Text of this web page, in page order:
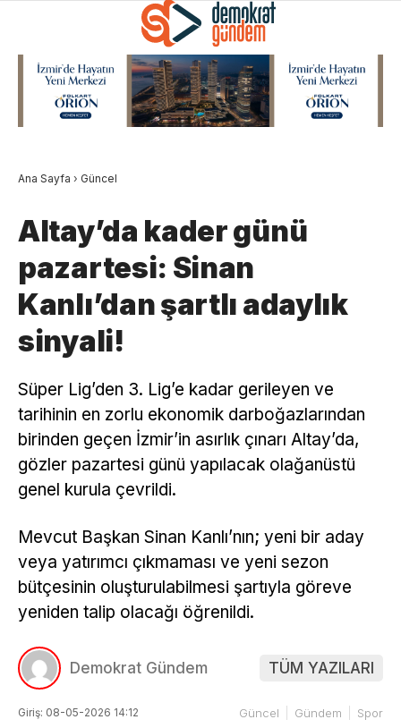
Ana Sayfa › Güncel
Altay’da kader günü
pazartesi: Sinan
Kanlı’dan şartlı adaylık
sinyali!
Süper Lig’den 3. Lig’e kadar gerileyen ve
tarihinin en zorlu ekonomik darboğazlarından
birinden geçen İzmir’in asırlık çınarı Altay’da,
gözler pazartesi günü yapılacak olağanüstü
genel kurula çevrildi.
Mevcut Başkan Sinan Kanlı’nın; yeni bir aday
veya yatırımcı çıkmaması ve yeni sezon
bütçesinin oluşturulabilmesi şartıyla göreve
yeniden talip olacağı öğrenildi.
Demokrat Gündem TÜM YAZILARI
Giriş: 08-05-2026 14:12
Güncel Gündem Spor